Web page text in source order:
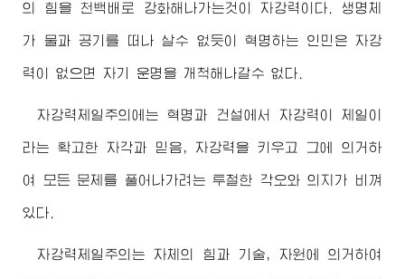
의 힘을 천백배로 강화해나가는것이 자강력이다. 생명체
가 물과 공기를 떠나 살수 없듯이 혁명하는 인민은 자강
력이 없으면 자기 운명을 개척해나갈수 없다.
자강력제일주의에는 혁명과 건설에서 자강력이 제일이
라는 확고한 자각과 믿음, 자강력을 키우고 그에 의거하
여 모든 문제를 풀어나가려는 투철한 각오와 의지가 비껴
있다.
자강력제일주의는 자체의 힘과 기술, 자원에 의거하여